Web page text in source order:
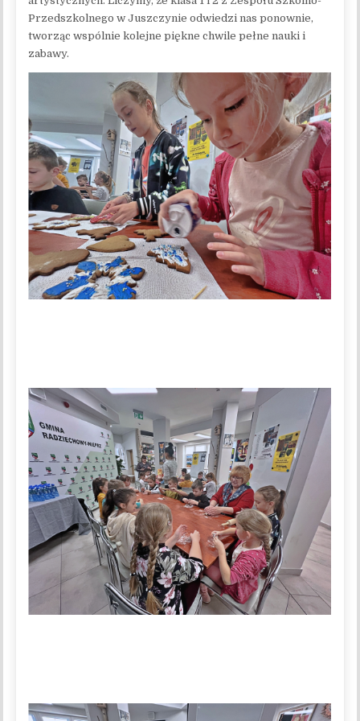
Przedszkolnego w Juszczynie odwiedzi nas ponownie,
tworząc wspólnie kolejne piękne chwile pełne nauki i
zabawy.